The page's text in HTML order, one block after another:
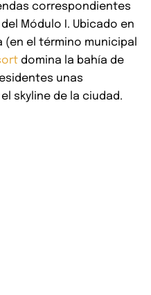
correspondientes
Módulo I. Ubicado en
(en el término municipal
domina la bahía de
unas
skyline de la ciudad.